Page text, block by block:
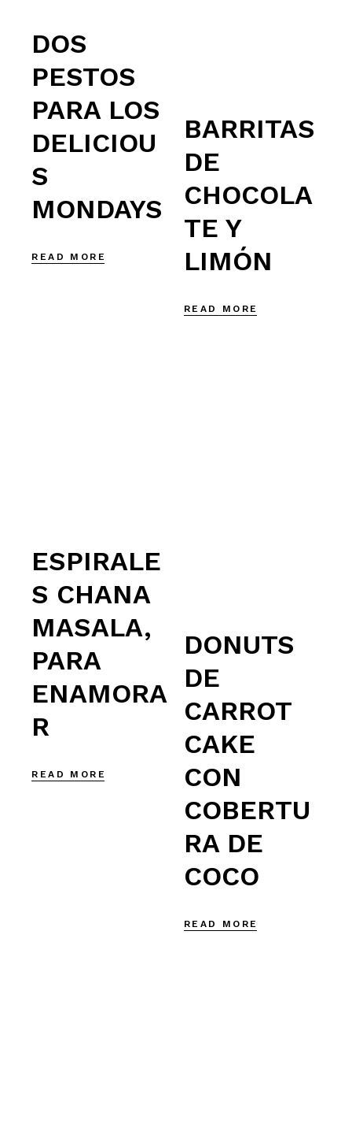
DOS
PESTOS
PARA LOS
DELICIOU
S
MONDAYS
READ MORE
BARRITAS
DE
CHOCOLA
TE Y
LIMÓN
READ MORE
ESPIRALE
S CHANA
MASALA,
PARA
ENAMORA
R
READ MORE
DONUTS
DE
CARROT
CAKE
CON
COBERTU
RA DE
COCO
READ MORE